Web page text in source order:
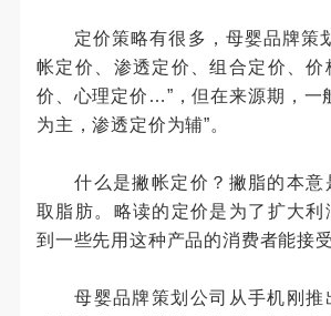
定价策略有很多，母婴品牌策
帐定价、渗透定价、组合定价、价
价、心理定价…”，但在来源期，一
为主，渗透定价为辅”。
什么是撇帐定价？撇脂的本意
取脂肪。略读的定价是为了扩大利
到一些先用这种产品的消费者能接
母婴品牌策划公司从手机刚推